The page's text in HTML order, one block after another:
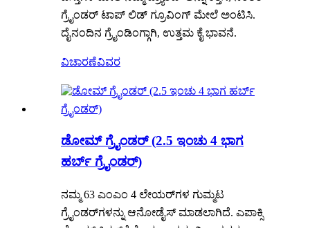
ಗ್ರೈಂಡರ್ ಟಾಪ್ ಲಿಡ್ ಗ್ರೂವಿಂಗ್ ಮೇಲೆ ಅಂಟಿಸಿ.
ದೈನಂದಿನ ಗ್ರೈಂಡಿಂಗ್ಗಾಗಿ, ಉತ್ತಮ ಕೈ ಭಾವನೆ.
ವಿಚಾರಣೆವಿವರ
ಡೋಮ್ ಗ್ರೈಂಡರ್ (2.5 ಇಂಚು 4 ಭಾಗ
ಹರ್ಬ್ ಗ್ರೈಂಡರ್)
ನಮ್ಮ 63 ಎಂಎಂ 4 ಲೇಯರ್‌ಗಳ ಗುಮ್ಮಟ
ಗ್ರೈಂಡರ್‌ಗಳನ್ನು ಆನೋಡೈಸ್ ಮಾಡಲಾಗಿದೆ. ಎಪಾಕ್ಸಿ